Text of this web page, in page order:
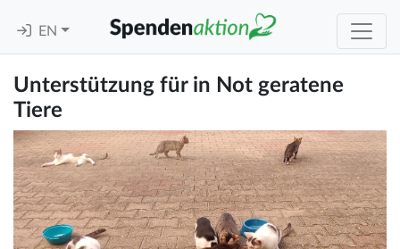
EN
Unterstützung für in Not geratene
Tiere